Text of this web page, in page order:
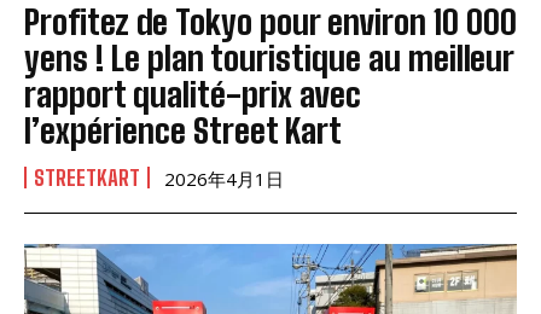
Profitez de Tokyo pour environ 10 000
yens ! Le plan touristique au meilleur
rapport qualité-prix avec
l’expérience Street Kart
STREETKART 2026年4月1日